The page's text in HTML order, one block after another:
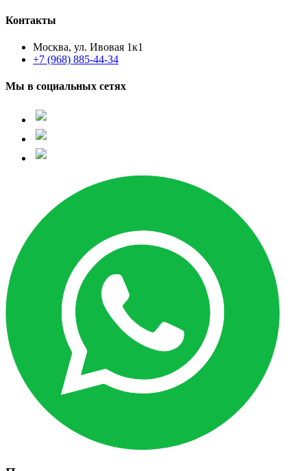
Контакты
Москва, ул. Ивовая 1к1
+7 (968) 885-44-34
Мы в социальных сетях